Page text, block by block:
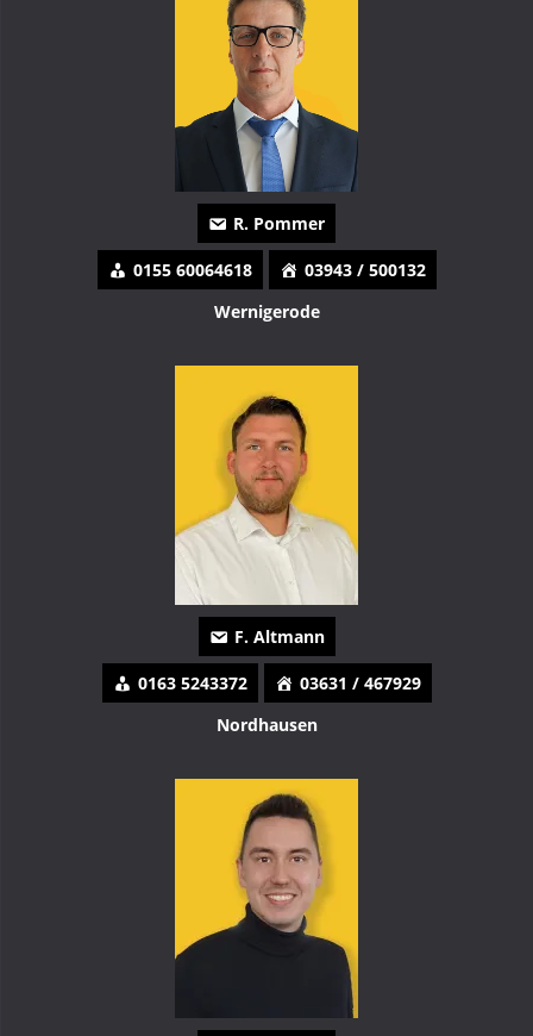
R. Pommer
0155 60064618 03943 / 500132
Wernigerode
F. Altmann
0163 5243372 03631 / 467929
Nordhausen